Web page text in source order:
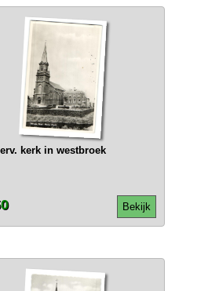
kerk in westbroek
Bekijk